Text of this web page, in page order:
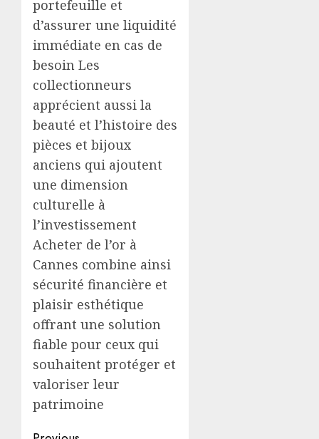
portefeuille et
d’assurer une liquidité
immédiate en cas de
besoin Les
collectionneurs
apprécient aussi la
beauté et l’histoire des
pièces et bijoux
anciens qui ajoutent
une dimension
culturelle à
l’investissement
Acheter de l’or à
Cannes combine ainsi
sécurité financière et
plaisir esthétique
offrant une solution
fiable pour ceux qui
souhaitent protéger et
valoriser leur
patrimoine